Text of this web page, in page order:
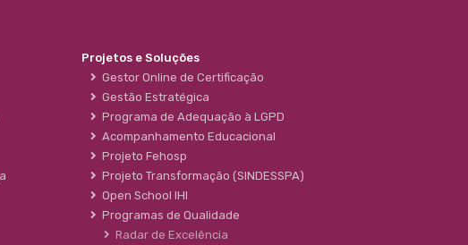
Projetos e Soluções
Gestor Online de Certificação
Gestão Estratégica
Programa de Adequação à LGPD
Acompanhamento Educacional
Projeto Fehosp
Projeto Transformação (SINDESSPA)
Open School IHI
Programas de Qualidade
Radar de Excelência